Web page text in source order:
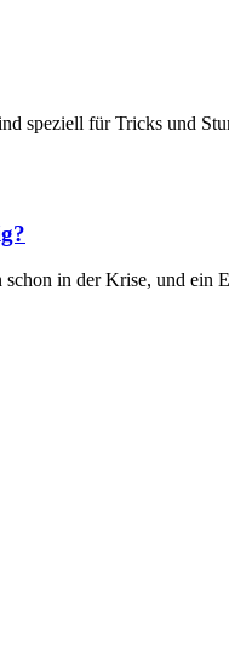
speziell für Tricks und
in der Krise, und